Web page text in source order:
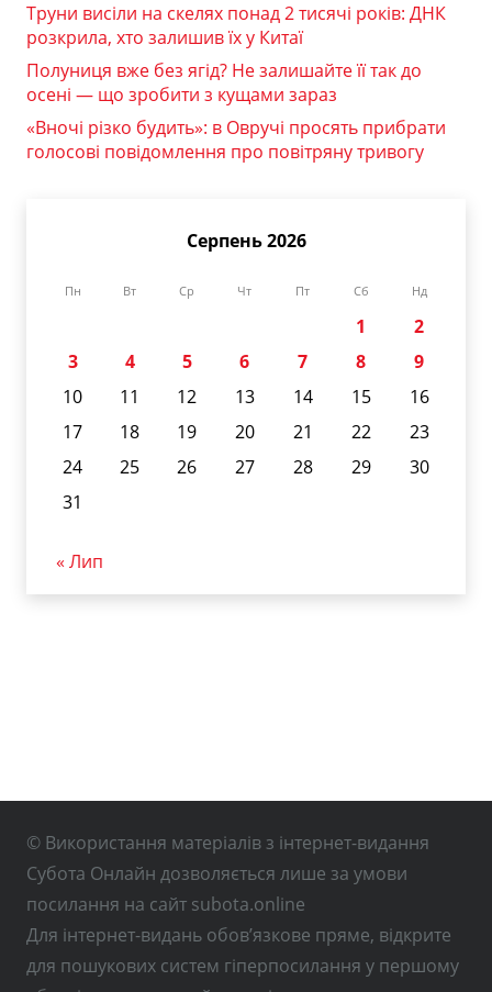
Труни висіли на скелях понад 2 тисячі років: ДНК
розкрила, хто залишив їх у Китаї
Полуниця вже без ягід? Не залишайте її так до
осені — що зробити з кущами зараз
«Вночі різко будить»: в Овручі просять прибрати
голосові повідомлення про повітряну тривогу
Серпень 2026
Пн Вт Ср Чт Пт Сб Нд
1
2
3
4 5 6 7 8
9
10
11 12 13 14 15
16
17
18 19 20 21 22
23
24
25 26 27 28 29
30
31
« Лип
© Використання матеріалів з інтернет-видання
Субота Онлайн дозволяється лише за умови
посилання на сайт subota.online
Для інтернет-видань обов’язкове пряме, відкрите
для пошукових систем гіперпосилання у першому